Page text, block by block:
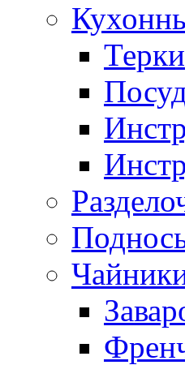
Терки